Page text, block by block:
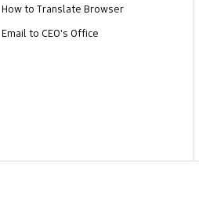
How to Translate Browser
Email to CEO's Office